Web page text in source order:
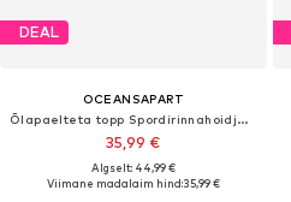
DEAL
OCEANSAPART
Õlapaelteta topp Spordirinnahoidja 'Venice'
35,99 €
Algselt: 44,99 €
Viimane madalaim hind:35,99 €